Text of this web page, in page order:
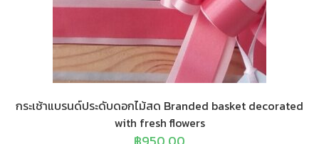
กระเช้าแบรนด์ประดับดอกไม้สด Branded basket decorated
with fresh flowers